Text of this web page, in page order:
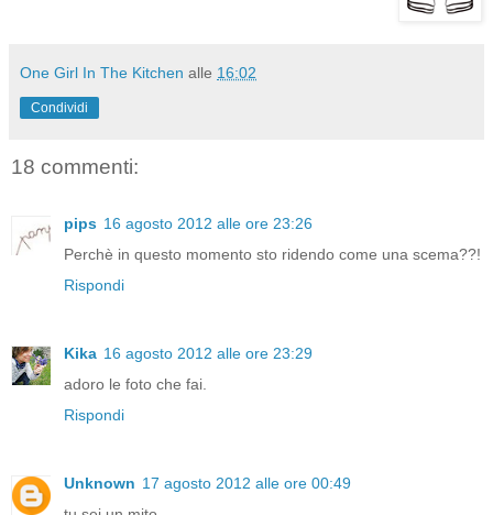
One Girl In The Kitchen alle 16:02
Condividi
18 commenti:
pips 16 agosto 2012 alle ore 23:26
Perchè in questo momento sto ridendo come una scema??!
Rispondi
Kika 16 agosto 2012 alle ore 23:29
adoro le foto che fai.
Rispondi
Unknown 17 agosto 2012 alle ore 00:49